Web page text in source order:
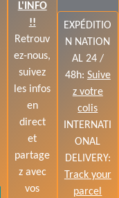
L'INFO
!!
Retrouv
ez-nous,
suivez
les infos
en
direct
et
partage
z avec
vos
EXPÉDITIO
N NATION
AL 24 /
48h: Suive
z votre
colis
INTERNATI
ONAL
DELIVERY:
Track your
parcel